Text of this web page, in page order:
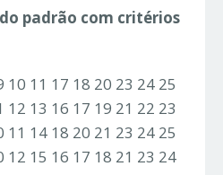
padrão com critérios
10 11 17 18 20 23 24 25
12 13 16 17 19 21 22 23
11 14 18 20 21 23 24 25
12 15 16 17 18 21 23 24